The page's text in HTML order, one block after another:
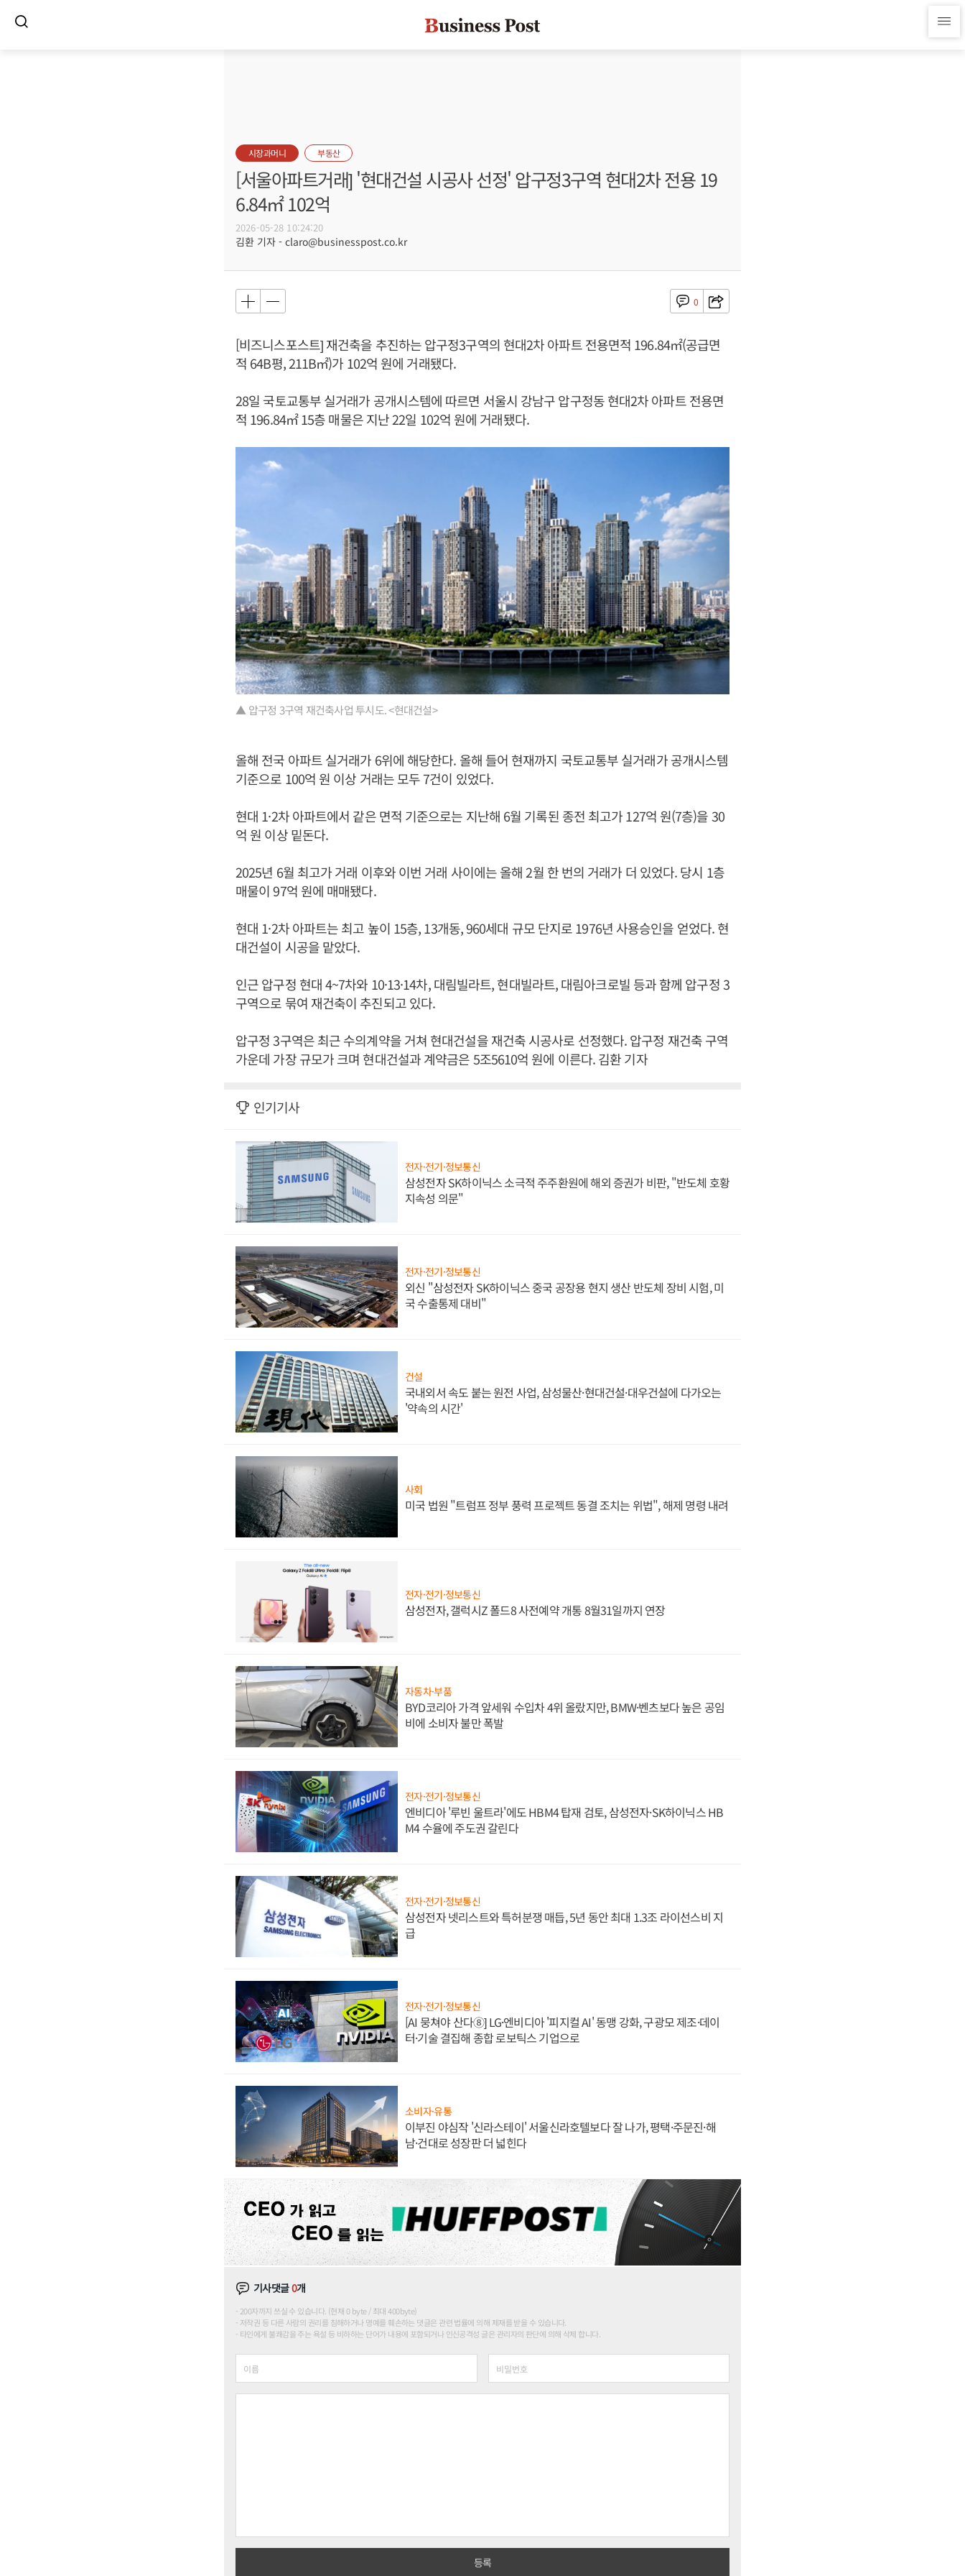
시장과머니 부동산
[서울아파트거래] '현대건설 시공사 선정' 압구정3구역 현대2차 전용 19
6.84㎡ 102억
2026-05-28 10:24:20
김환 기자 - claro@businesspost.co.kr
0
[비즈니스포스트] 재건축을 추진하는 압구정3구역의 현대2차 아파트 전용면적 196.84㎡(공급면
적 64B평, 211B㎡)가 102억 원에 거래됐다.
28일 국토교통부 실거래가 공개시스템에 따르면 서울시 강남구 압구정동 현대2차 아파트 전용면
적 196.84㎡ 15층 매물은 지난 22일 102억 원에 거래됐다.
▲ 압구정 3구역 재건축사업 투시도. <현대건설>
올해 전국 아파트 실거래가 6위에 해당한다. 올해 들어 현재까지 국토교통부 실거래가 공개시스템
기준으로 100억 원 이상 거래는 모두 7건이 있었다.
현대 1·2차 아파트에서 같은 면적 기준으로는 지난해 6월 기록된 종전 최고가 127억 원(7층)을 30
억 원 이상 밑돈다.
2025년 6월 최고가 거래 이후와 이번 거래 사이에는 올해 2월 한 번의 거래가 더 있었다. 당시 1층
매물이 97억 원에 매매됐다.
현대 1·2차 아파트는 최고 높이 15층, 13개동, 960세대 규모 단지로 1976년 사용승인을 얻었다. 현
대건설이 시공을 맡았다.
인근 압구정 현대 4~7차와 10·13·14차, 대림빌라트, 현대빌라트, 대림아크로빌 등과 함께 압구정 3
구역으로 묶여 재건축이 추진되고 있다.
압구정 3구역은 최근 수의계약을 거쳐 현대건설을 재건축 시공사로 선정했다. 압구정 재건축 구역
가운데 가장 규모가 크며 현대건설과 계약금은 5조5610억 원에 이른다. 김환 기자
인기기사
전자·전기·정보통신
삼성전자 SK하이닉스 소극적 주주환원에 해외 증권가 비판, "반도체 호황
지속성 의문"
전자·전기·정보통신
외신 "삼성전자 SK하이닉스 중국 공장용 현지 생산 반도체 장비 시험, 미
국 수출통제 대비"
건설
국내외서 속도 붙는 원전 사업, 삼성물산·현대건설·대우건설에 다가오는
'약속의 시간'
사회
미국 법원 "트럼프 정부 풍력 프로젝트 동결 조치는 위법", 해제 명령 내려
전자·전기·정보통신
삼성전자, 갤럭시Z 폴드8 사전예약 개통 8월31일까지 연장
자동차·부품
BYD코리아 가격 앞세워 수입차 4위 올랐지만, BMW·벤츠보다 높은 공임
비에 소비자 불만 폭발
전자·전기·정보통신
엔비디아 '루빈 울트라'에도 HBM4 탑재 검토, 삼성전자·SK하이닉스 HB
M4 수율에 주도권 갈린다
전자·전기·정보통신
삼성전자 넷리스트와 특허분쟁 매듭, 5년 동안 최대 1.3조 라이선스비 지
급
전자·전기·정보통신
[AI 뭉쳐야 산다⑧] LG·엔비디아 '피지컬 AI' 동맹 강화, 구광모 제조·데이
터·기술 결집해 종합 로보틱스 기업으로
소비자·유통
이부진 야심작 '신라스테이' 서울신라호텔보다 잘 나가, 평택·주문진·해
남·건대로 성장판 더 넓힌다
기사댓글0개
200자까지 쓰실 수 있습니다. (현재 0 byte / 최대 400byte)
저작권 등 다른 사람의 권리를 침해하거나 명예를 훼손하는 댓글은 관련 법률에 의해 제재를 받을 수 있습니다.
타인에게 불쾌감을 주는 욕설 등 비하하는 단어가 내용에 포함되거나 인신공격성 글은 관리자의 판단에 의해 삭제 합니다.